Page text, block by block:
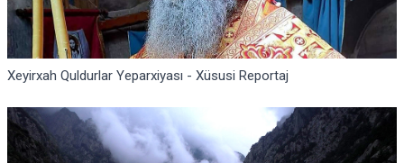
Xeyirxah Quldurlar Yeparxiyası - Xüsusi Reportaj